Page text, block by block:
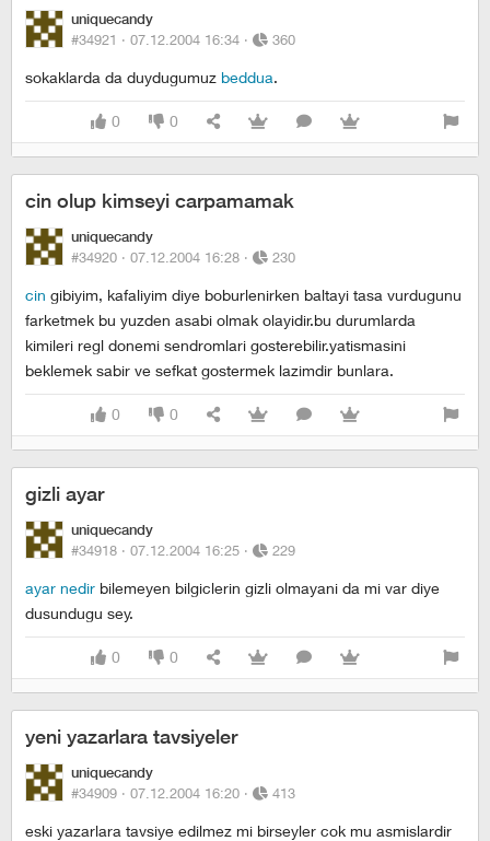
uniquecandy
#34921 · 07.12.2004 16:34 · 360
sokaklarda da duydugumuz beddua.
0 0
cin olup kimseyi carpamamak
uniquecandy
#34920 · 07.12.2004 16:28 · 230
cin gibiyim, kafaliyim diye boburlenirken baltayi tasa vurdugunu
farketmek bu yuzden asabi olmak olayidir.bu durumlarda
kimileri regl donemi sendromlari gosterebilir.yatismasini
beklemek sabir ve sefkat gostermek lazimdir bunlara.
0 0
gizli ayar
uniquecandy
#34918 · 07.12.2004 16:25 · 229
ayar nedir bilemeyen bilgiclerin gizli olmayani da mi var diye
dusundugu sey.
0 0
yeni yazarlara tavsiyeler
uniquecandy
#34909 · 07.12.2004 16:20 · 413
eski yazarlara tavsiye edilmez mi birseyler cok mu asmislardir